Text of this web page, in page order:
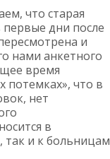
что старая
дни после
и
нами анкетного
время
потемках», что в
нет
в
так и к больницам